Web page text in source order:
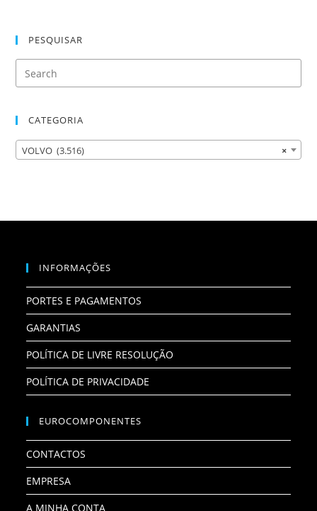
PESQUISAR
CATEGORIA
×
VOLVO (3.516)
INFORMAÇÕES
PORTES E PAGAMENTOS
GARANTIAS
POLÍTICA DE LIVRE RESOLUÇÃO
POLÍTICA DE PRIVACIDADE
EUROCOMPONENTES
CONTACTOS
EMPRESA
A MINHA CONTA